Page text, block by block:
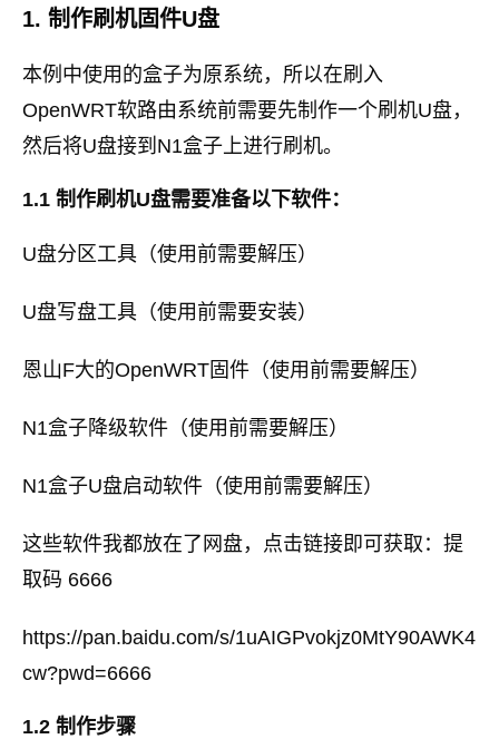
1. 制作刷机固件U盘
本例中使用的盒子为原系统，所以在刷入
OpenWRT软路由系统前需要先制作一个刷机U盘，
然后将U盘接到N1盒子上进行刷机。
1.1 制作刷机U盘需要准备以下软件：
U盘分区工具（使用前需要解压）
U盘写盘工具（使用前需要安装）
恩山F大的OpenWRT固件（使用前需要解压）
N1盒子降级软件（使用前需要解压）
N1盒子U盘启动软件（使用前需要解压）
这些软件我都放在了网盘，点击链接即可获取：提
取码 6666
https://pan.baidu.com/s/1uAIGPvokjz0MtY90AWK4
cw?pwd=6666
1.2 制作步骤